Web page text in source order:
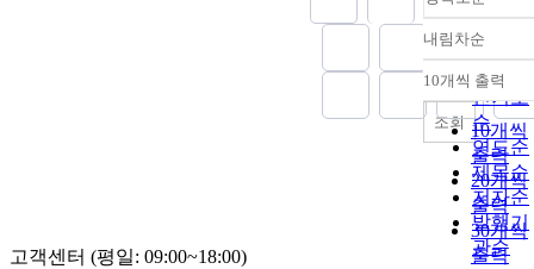
정확도
순
인기도
순
연도순
제목순
저자순
발행기
관순
내림차순
내림차
10개씩 출력
10개씩
출력
20개씩
출력
30개씩
출력
조회
고객센터 (평일: 09:00~18:00)